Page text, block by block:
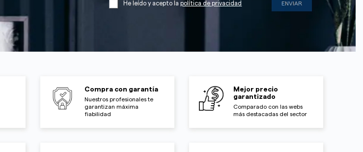
He leído y acepto lapolítica de privacidad
Compra con garantía
Nuestros profesionales te
garantizan máxima
fiabilidad
Mejor precio
garantizado
Comparado con las webs
más destacadas del sector